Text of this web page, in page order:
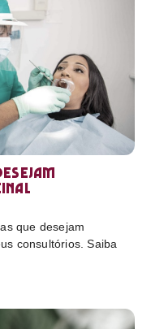
que desejam
consultórios. Saiba